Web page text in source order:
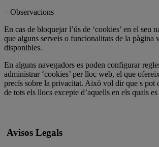
– Observacions
En cas de bloquejar l’ús de ‘cookies’ en el seu
que alguns serveis o funcionalitats de la pàgina
disponibles.
En alguns navegadors es poden configurar
administrar ‘cookies’ per lloc web, el que
precís sobre la privacitat. Això vol dir que s pot
de tots els llocs excepte d’aquells en els quals
Avisos Legals